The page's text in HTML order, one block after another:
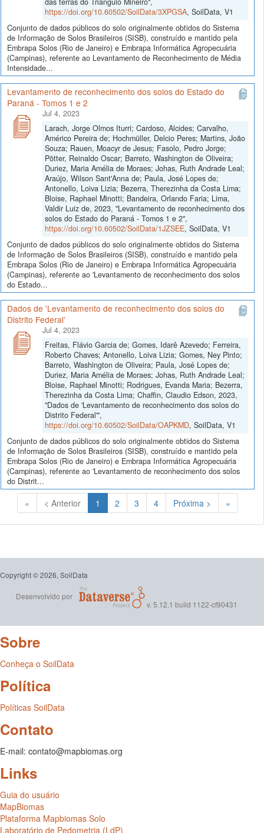
https://doi.org/10.60502/SoilData/3XPGSA, SoilData, V1
Conjunto de dados públicos do solo originalmente obtidos do Sistema
de Informação de Solos Brasileiros (SISB), construído e mantido pela
Embrapa Solos (Rio de Janeiro) e Embrapa Informática Agropecuária
(Campinas), referente ao Levantamento de Reconhecimento de Média
Intensidade...
Levantamento de reconhecimento dos solos do Estado do
Paraná - Tomos 1 e 2
Jul 4, 2023
Larach, Jorge Olmos Iturri; Cardoso, Alcides; Carvalho,
Américo Pereira de; Hochmüller, Delcio Peres; Martins, João
Souza; Rauen, Moacyr de Jesus; Fasolo, Pedro Jorge;
Pötter, Reinaldo Oscar; Barreto, Washington de Oliveira;
Duriez, Maria Amélia de Moraes; Johas, Ruth Andrade Leal;
Araújo, Wilson Sant'Anna de; Paula, José Lopes de;
Antonello, Loiva Lizia; Bezerra, Therezinha da Costa Lima;
Bloise, Raphael Minotti; Bandeira, Orlando Faria; Lima,
Valdir Luiz de, 2023, "Levantamento de reconhecimento dos
solos do Estado do Paraná - Tomos 1 e 2",
https://doi.org/10.60502/SoilData/1JZSEE, SoilData, V1
Conjunto de dados públicos do solo originalmente obtidos do Sistema
de Informação de Solos Brasileiros (SISB), construído e mantido pela
Embrapa Solos (Rio de Janeiro) e Embrapa Informática Agropecuária
(Campinas), referente ao 'Levantamento de reconhecimento dos solos
do Estado...
Dados de 'Levantamento de reconhecimento dos solos do
Distrito Federal'
Jul 4, 2023
Freitas, Flávio Garcia de; Gomes, Idarê Azevedo; Ferreira,
Roberto Chaves; Antonello, Loiva Lizia; Gomes, Ney Pinto;
Barreto, Washington de Oliveira; Paula, José Lopes de;
Duriez, Maria Amélia de Moraes; Johas, Ruth Andrade Leal;
Bloise, Raphael Minotti; Rodrigues, Evanda Maria; Bezerra,
Therezinha da Costa Lima; Chaffin, Claudio Edson, 2023,
"Dados de 'Levantamento de reconhecimento dos solos do
Distrito Federal'",
https://doi.org/10.60502/SoilData/OAPKMD, SoilData, V1
Conjunto de dados públicos do solo originalmente obtidos do Sistema
de Informação de Solos Brasileiros (SISB), construído e mantido pela
Embrapa Solos (Rio de Janeiro) e Embrapa Informática Agropecuária
(Campinas), referente ao 'Levantamento de reconhecimento dos solos
do Distrit...
« < Anterior 1 (Atual)
2 3 4 Próxima > »
Copyright © 2026, SoilData
Desenvolvido por
v. 5.12.1 build 1122-cf90431
Sobre
Conheça o SoilData
Política
Políticas SoilData
Contato
E-mail: contato@mapbiomas.org
Links
Guia do usuário
MapBiomas
Plataforma Mapbiomas Solo
Laboratório de Pedometria (LdP)